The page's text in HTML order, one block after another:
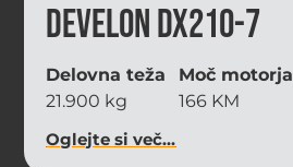
Develon DX210-7
Delovna teža
21.900 kg
Moč motorja
166 KM
Oglejte si več...